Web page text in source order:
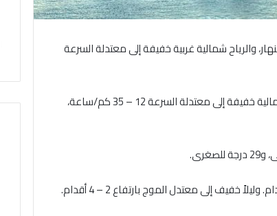
والرياح شمالية غربية خفيفة إلى معتدلة السرعة
أما ليلاً الطقس مائل للحرارة إلى معتدل، والرياح شمالية غربية إلى شمالية خفيفة إلى معتدلة السرعة 12 – 35 كم/ساعة،